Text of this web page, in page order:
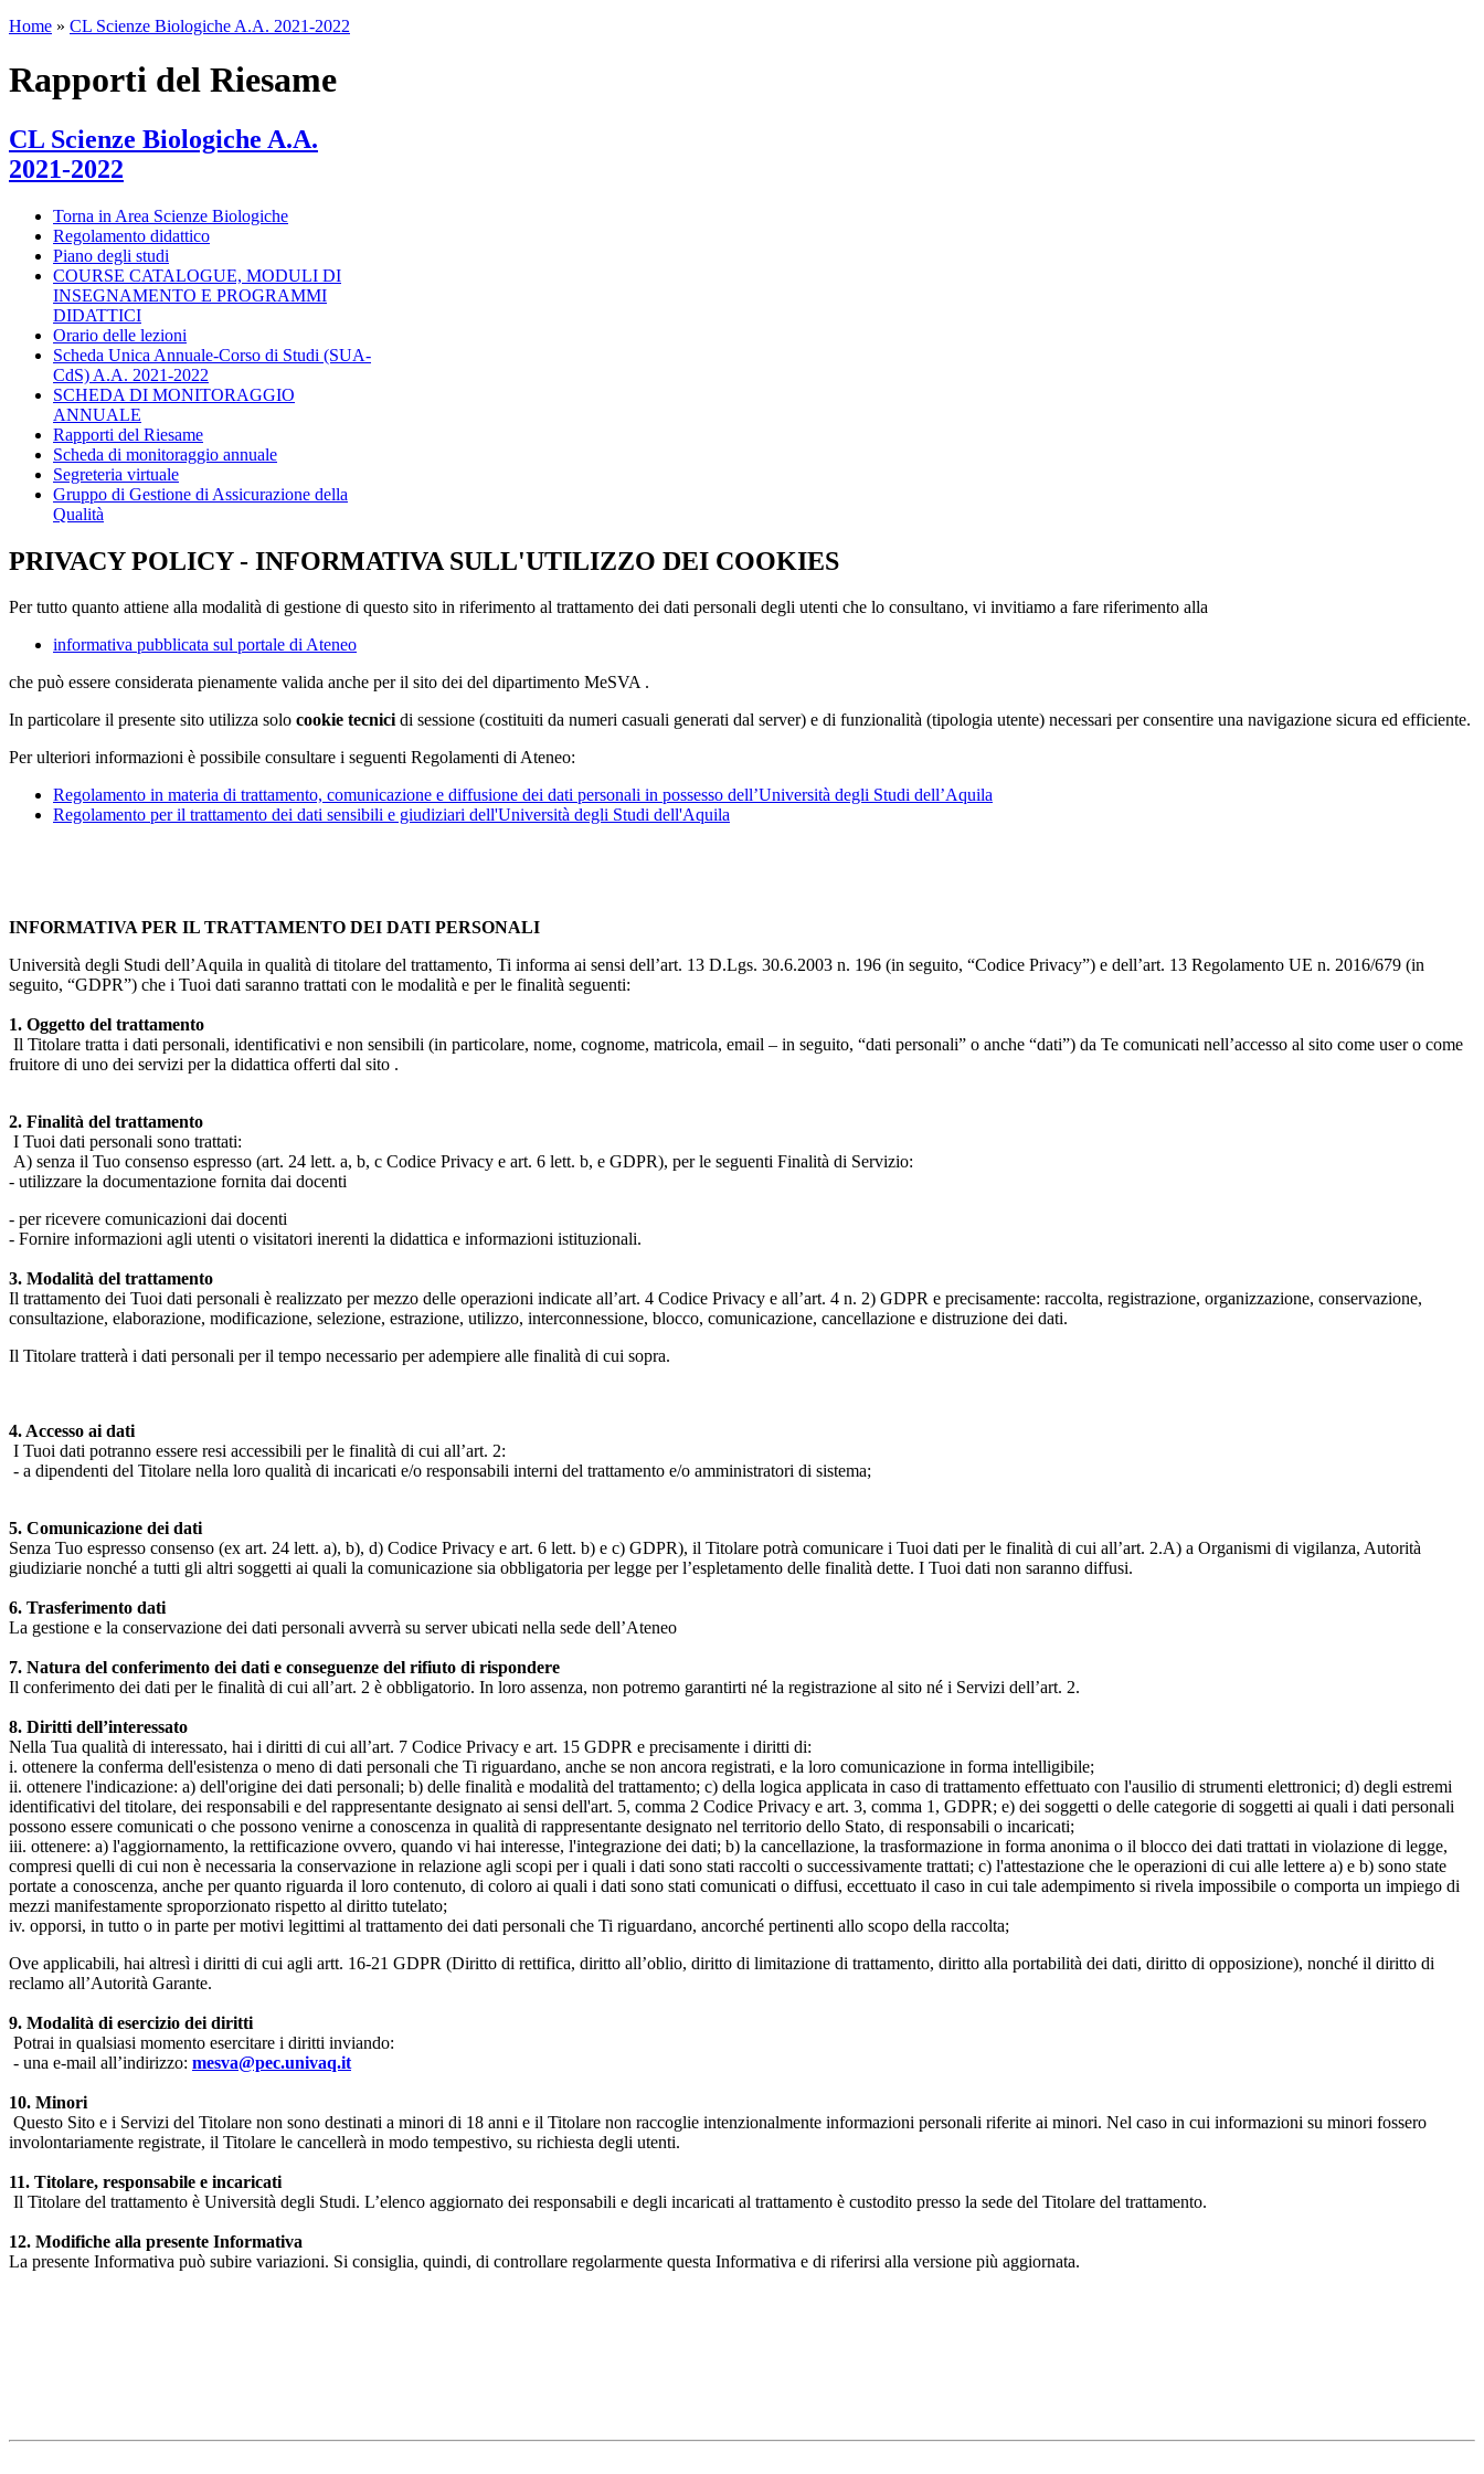
Home » CL Scienze Biologiche A.A. 2021-2022
Rapporti del Riesame
CL Scienze Biologiche A.A.
2021-2022
Torna in Area Scienze Biologiche
Regolamento didattico
Piano degli studi
COURSE CATALOGUE, MODULI DI
INSEGNAMENTO E PROGRAMMI
DIDATTICI
Orario delle lezioni
Scheda Unica Annuale-Corso di Studi (SUA-
CdS) A.A. 2021-2022
SCHEDA DI MONITORAGGIO
ANNUALE
Rapporti del Riesame
Scheda di monitoraggio annuale
Segreteria virtuale
Gruppo di Gestione di Assicurazione della
Qualità
PRIVACY POLICY - INFORMATIVA SULL'UTILIZZO DEI COOKIES
Per tutto quanto attiene alla modalità di gestione di questo sito in riferimento al trattamento dei dati personali degli utenti che lo consultano, vi invitiamo a fare riferimento alla
informativa pubblicata sul portale di Ateneo
che può essere considerata pienamente valida anche per il sito dei del dipartimento MeSVA .
In particolare il presente sito utilizza solo cookie tecnicidi sessione (costituiti da numeri casuali generati dal server) e di funzionalità (tipologia utente) necessari per consentire una navigazione sicura ed efficiente.
Per ulteriori informazioni è possibile consultare i seguenti Regolamenti di Ateneo:
Regolamento in materia di trattamento, comunicazione e diffusione dei dati personali in possesso dell’Università degli Studi dell’Aquila
Regolamento per il trattamento dei dati sensibili e giudiziari dell'Università degli Studi dell'Aquila
INFORMATIVA PER IL TRATTAMENTO DEI DATI PERSONALI
Università degli Studi dell’Aquila in qualità di titolare del trattamento, Ti informa ai sensi dell’art. 13 D.Lgs. 30.6.2003 n. 196 (in seguito, “Codice Privacy”) e dell’art. 13 Regolamento UE n. 2016/679 (in
seguito, “GDPR”) che i Tuoi dati saranno trattati con le modalità e per le finalità seguenti:
1. Oggetto del trattamento
Il Titolare tratta i dati personali, identificativi e non sensibili (in particolare, nome, cognome, matricola, email – in seguito, “dati personali” o anche “dati”) da Te comunicati nell’accesso al sito come user o come
fruitore di uno dei servizi per la didattica offerti dal sito .
2. Finalità del trattamento
I Tuoi dati personali sono trattati:
A) senza il Tuo consenso espresso (art. 24 lett. a, b, c Codice Privacy e art. 6 lett. b, e GDPR), per le seguenti Finalità di Servizio:
- utilizzare la documentazione fornita dai docenti
- per ricevere comunicazioni dai docenti
- Fornire informazioni agli utenti o visitatori inerenti la didattica e informazioni istituzionali.
3. Modalità del trattamento
Il trattamento dei Tuoi dati personali è realizzato per mezzo delle operazioni indicate all’art. 4 Codice Privacy e all’art. 4 n. 2) GDPR e precisamente: raccolta, registrazione, organizzazione, conservazione,
consultazione, elaborazione, modificazione, selezione, estrazione, utilizzo, interconnessione, blocco, comunicazione, cancellazione e distruzione dei dati.
Il Titolare tratterà i dati personali per il tempo necessario per adempiere alle finalità di cui sopra.
4. Accesso ai dati
I Tuoi dati potranno essere resi accessibili per le finalità di cui all’art. 2:
- a dipendenti del Titolare nella loro qualità di incaricati e/o responsabili interni del trattamento e/o amministratori di sistema;
5. Comunicazione dei dati
Senza Tuo espresso consenso (ex art. 24 lett. a), b), d) Codice Privacy e art. 6 lett. b) e c) GDPR), il Titolare potrà comunicare i Tuoi dati per le finalità di cui all’art. 2.A) a Organismi di vigilanza, Autorità
giudiziarie nonché a tutti gli altri soggetti ai quali la comunicazione sia obbligatoria per legge per l’espletamento delle finalità dette. I Tuoi dati non saranno diffusi.
6. Trasferimento dati
La gestione e la conservazione dei dati personali avverrà su server ubicati nella sede dell’Ateneo
7. Natura del conferimento dei dati e conseguenze del rifiuto di rispondere
Il conferimento dei dati per le finalità di cui all’art. 2 è obbligatorio. In loro assenza, non potremo garantirti né la registrazione al sito né i Servizi dell’art. 2.
8. Diritti dell’interessato
Nella Tua qualità di interessato, hai i diritti di cui all’art. 7 Codice Privacy e art. 15 GDPR e precisamente i diritti di:
i. ottenere la conferma dell'esistenza o meno di dati personali che Ti riguardano, anche se non ancora registrati, e la loro comunicazione in forma intelligibile;
ii. ottenere l'indicazione: a) dell'origine dei dati personali; b) delle finalità e modalità del trattamento; c) della logica applicata in caso di trattamento effettuato con l'ausilio di strumenti elettronici; d) degli estremi
identificativi del titolare, dei responsabili e del rappresentante designato ai sensi dell'art. 5, comma 2 Codice Privacy e art. 3, comma 1, GDPR; e) dei soggetti o delle categorie di soggetti ai quali i dati personali
possono essere comunicati o che possono venirne a conoscenza in qualità di rappresentante designato nel territorio dello Stato, di responsabili o incaricati;
iii. ottenere: a) l'aggiornamento, la rettificazione ovvero, quando vi hai interesse, l'integrazione dei dati; b) la cancellazione, la trasformazione in forma anonima o il blocco dei dati trattati in violazione di legge,
compresi quelli di cui non è necessaria la conservazione in relazione agli scopi per i quali i dati sono stati raccolti o successivamente trattati; c) l'attestazione che le operazioni di cui alle lettere a) e b) sono state
portate a conoscenza, anche per quanto riguarda il loro contenuto, di coloro ai quali i dati sono stati comunicati o diffusi, eccettuato il caso in cui tale adempimento si rivela impossibile o comporta un impiego di
mezzi manifestamente sproporzionato rispetto al diritto tutelato;
iv. opporsi, in tutto o in parte per motivi legittimi al trattamento dei dati personali che Ti riguardano, ancorché pertinenti allo scopo della raccolta;
Ove applicabili, hai altresì i diritti di cui agli artt. 16-21 GDPR (Diritto di rettifica, diritto all’oblio, diritto di limitazione di trattamento, diritto alla portabilità dei dati, diritto di opposizione), nonché il diritto di
reclamo all’Autorità Garante.
9. Modalità di esercizio dei diritti
Potrai in qualsiasi momento esercitare i diritti inviando:
- una e-mail all’indirizzo: mesva@pec.univaq.it
10. Minori
Questo Sito e i Servizi del Titolare non sono destinati a minori di 18 anni e il Titolare non raccoglie intenzionalmente informazioni personali riferite ai minori. Nel caso in cui informazioni su minori fossero
involontariamente registrate, il Titolare le cancellerà in modo tempestivo, su richiesta degli utenti.
11. Titolare, responsabile e incaricati
Il Titolare del trattamento è Università degli Studi. L’elenco aggiornato dei responsabili e degli incaricati al trattamento è custodito presso la sede del Titolare del trattamento.
12. Modifiche alla presente Informativa
La presente Informativa può subire variazioni. Si consiglia, quindi, di controllare regolarmente questa Informativa e di riferirsi alla versione più aggiornata.